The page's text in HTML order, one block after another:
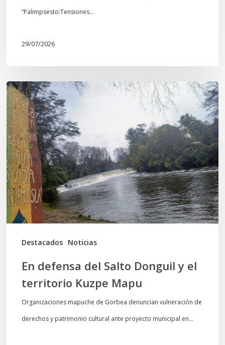
“Palimpsesto:Tensiones…
29/07/2026
Destacados Noticias
En
defensa
del
Salto
Donguil
y
el
territorio
Kuzpe
Mapu
En defensa del Salto Donguil y el
territorio Kuzpe Mapu
Organizaciones mapuche de Gorbea denuncian vulneración de
derechos y patrimonio cultural ante proyecto municipal en…